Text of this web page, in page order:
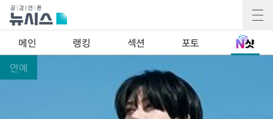
메인 랭킹 섹션
포토
연예